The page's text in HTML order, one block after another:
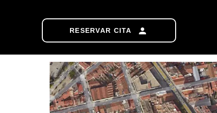
RESERVAR CITA